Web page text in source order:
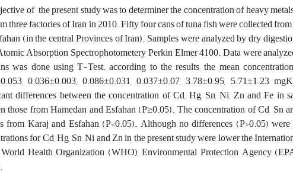
of the present study was to determiner the concentration of heavy
three factories of Iran in 2010. Fifty four cans of tuna fish were collected
(in the central Provinces of Iran). Samples were analyzed by dry
Absorption Spectrophotometery Perkin Elmer 4100. Data were
was done using T-Test. according to the results, the mean
0.036±0.003, 0.086±0.031, 0.037±0.07, 3.78±0.95, 5.71±1.23
differences between the concentration of Cd, Hg, Sn, Ni, Zn and Fe in
those from Hamedan and Esfahan (P≥0.05). The concentration of Cd, Sn
from Karaj and Esfahan (P<0.05). Although no differences (P>0.05)
for Cd, Hg, Sn, Ni and Zn in the present study were lower the
Health Organization (WHO), Environmental Protection Agency